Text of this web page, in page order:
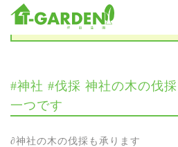
お知らせ
#神社 #伐採 神社の木の伐
一つです
∂神社の木の伐採も承ります